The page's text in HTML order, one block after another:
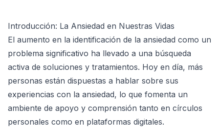
Introducción: La Ansiedad en Nuestras Vidas
El aumento en la identificación de la ansiedad como un
problema significativo ha llevado a una búsqueda
activa de soluciones y tratamientos. Hoy en día, más
personas están dispuestas a hablar sobre sus
experiencias con la ansiedad, lo que fomenta un
ambiente de apoyo y comprensión tanto en círculos
personales como en plataformas digitales.